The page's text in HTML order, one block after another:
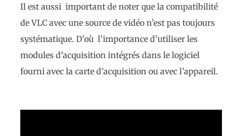
Il est aussi important de noter que la compatibilité
de VLC avec une source de vidéo n’est pas toujours
systématique. D’où l’importance d’utiliser les
modules d’acquisition intégrés dans le logiciel
fourni avec la carte d’acquisition ou avec l’appareil.